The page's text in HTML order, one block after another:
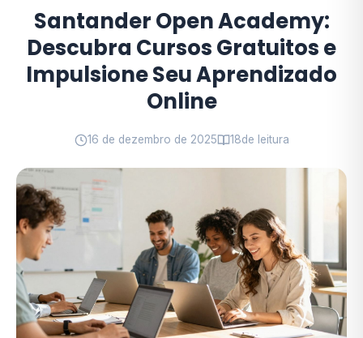
Santander Open Academy:
Descubra Cursos Gratuitos e
Impulsione Seu Aprendizado
Online
16 de dezembro de 2025 18de leitura